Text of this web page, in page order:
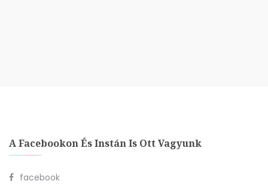
A Facebookon És Instán Is Ott Vagyunk
facebook